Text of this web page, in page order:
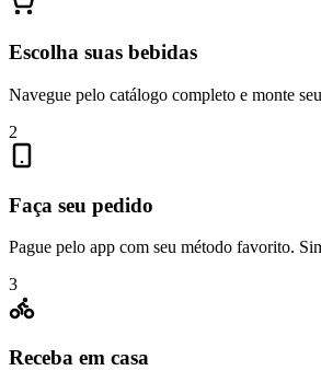
Escolha suas bebidas
Navegue pelo catálogo completo e monte
2
Faça seu pedido
Pague pelo app com seu método favorito.
3
Receba em casa